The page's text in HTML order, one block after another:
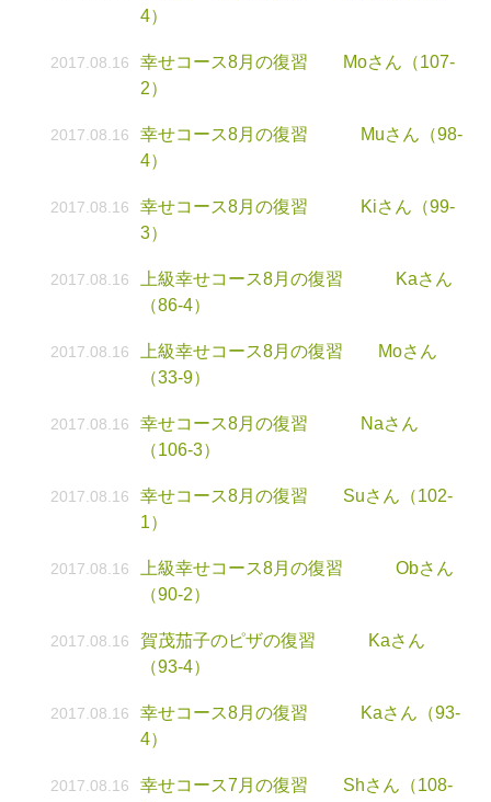
4）
2017.08.16
幸せコース8月の復習 Moさん（107-
2）
2017.08.16
幸せコース8月の復習 Muさん（98-
4）
2017.08.16
幸せコース8月の復習 Kiさん（99-
3）
2017.08.16
上級幸せコース8月の復習 Kaさん
（86-4）
2017.08.16
上級幸せコース8月の復習 Moさん
（33-9）
2017.08.16
幸せコース8月の復習 Naさん
（106-3）
2017.08.16
幸せコース8月の復習 Suさん（102-
1）
2017.08.16
上級幸せコース8月の復習 Obさん
（90-2）
2017.08.16
賀茂茄子のピザの復習 Kaさん
（93-4）
2017.08.16
幸せコース8月の復習 Kaさん（93-
4）
2017.08.16
幸せコース7月の復習 Shさん（108-